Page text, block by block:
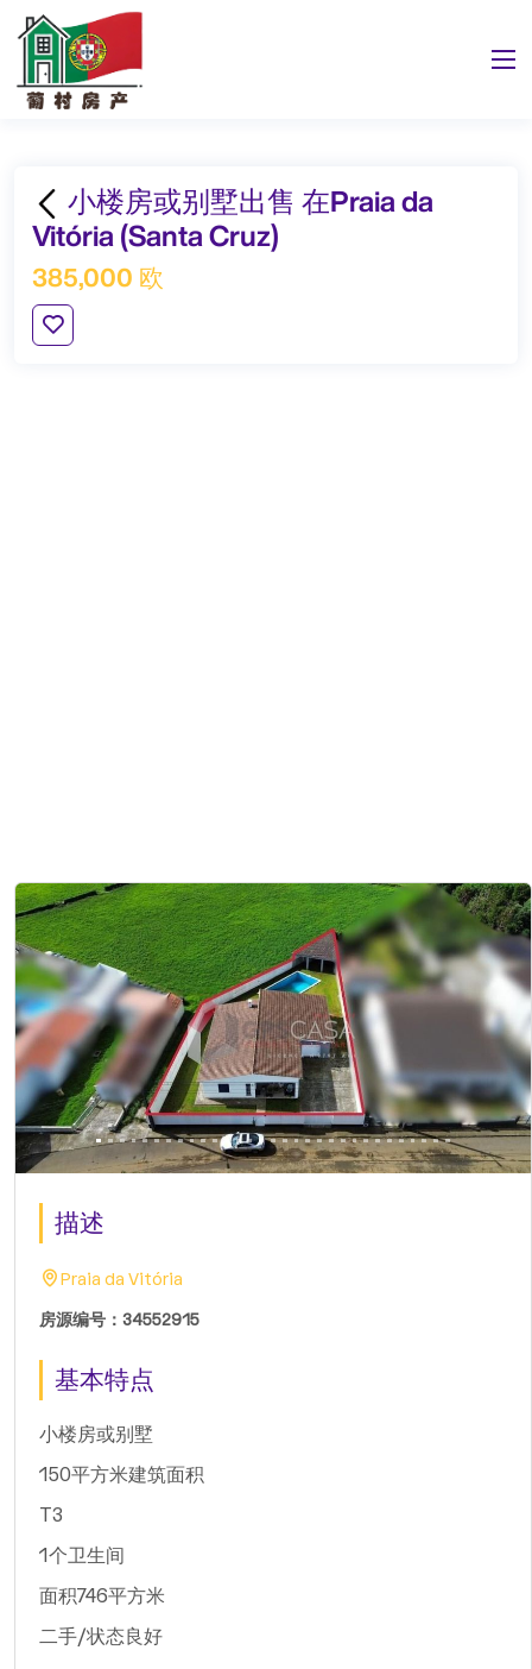
小楼房或别墅出售 在Praia da
Vitória (Santa Cruz)
385,000 欧
描述
Praia da Vitória
房源编号：34552915
基本特点
小楼房或别墅
150平方米建筑面积
T3
1个卫生间
面积746平方米
二手/状态良好